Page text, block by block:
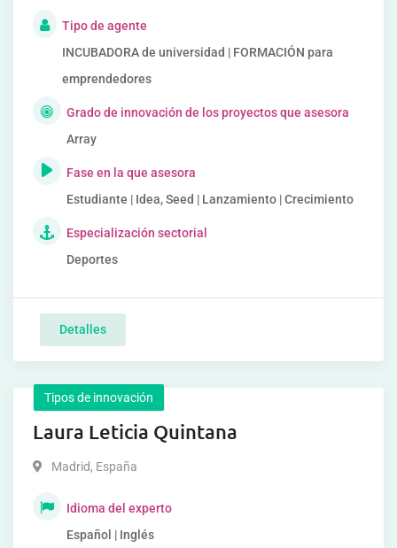
Tipo de agente
INCUBADORA de universidad | FORMACIÓN para
emprendedores
Grado de innovación de los proyectos que asesora
Array
Fase en la que asesora
Estudiante | Idea, Seed | Lanzamiento | Crecimiento
Especialización sectorial
Deportes
Detalles
Tipos de innovación
Laura Leticia Quintana
Madrid, España
Idioma del experto
Español | Inglés